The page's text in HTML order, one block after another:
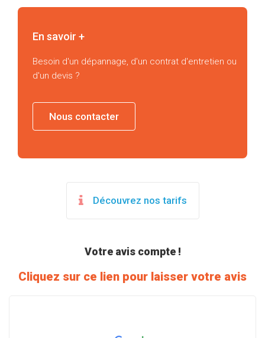
En savoir +
Besoin d'un dépannage, d'un contrat d'entretien ou
d'un devis ?
Nous contacter
Découvrez nos tarifs
Votre avis compte !
Cliquez sur ce lien pour laisser votre avis